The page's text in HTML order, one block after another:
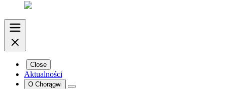
Close
Aktualności
O Chorągwi